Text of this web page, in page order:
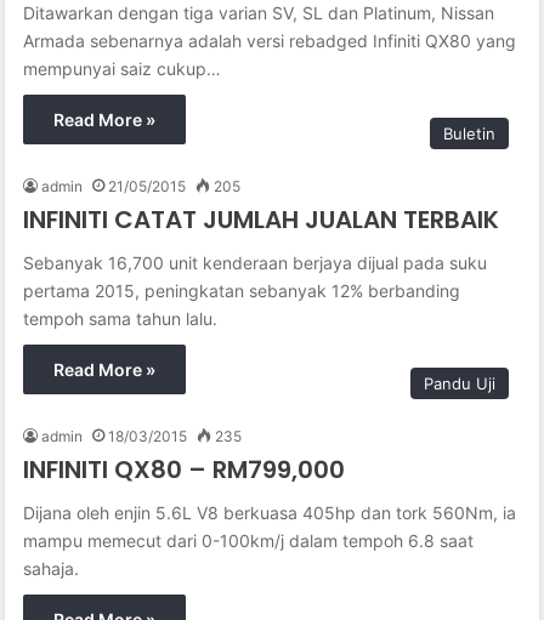
Ditawarkan dengan tiga varian SV, SL dan Platinum, Nissan
Armada sebenarnya adalah versi rebadged Infiniti QX80 yang
mempunyai saiz cukup…
Read More »
Buletin
admin 21/05/2015 205
INFINITI CATAT JUMLAH JUALAN TERBAIK
Sebanyak 16,700 unit kenderaan berjaya dijual pada suku
pertama 2015, peningkatan sebanyak 12% berbanding
tempoh sama tahun lalu.
Read More »
Pandu Uji
admin 18/03/2015 235
INFINITI QX80 – RM799,000
Dijana oleh enjin 5.6L V8 berkuasa 405hp dan tork 560Nm, ia
mampu memecut dari 0-100km/j dalam tempoh 6.8 saat
sahaja.